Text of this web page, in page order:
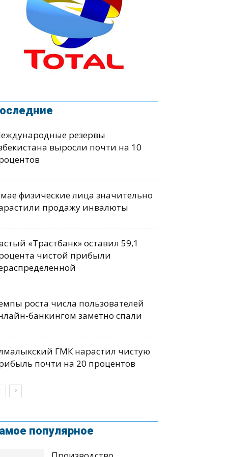
резервы
выросли почти на 10
физические лица значительно
продажу инвалюты
«Трастбанк» оставил 59,1
чистой прибыли
роста числа пользователей
банкингом заметно спали
ГМК нарастил чистую
почти на 20 процентов
популярное